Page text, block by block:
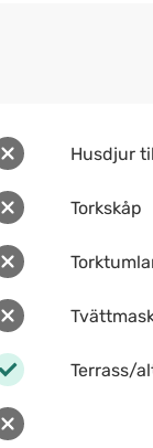
Husdjur
Torkskåp
Terrass/